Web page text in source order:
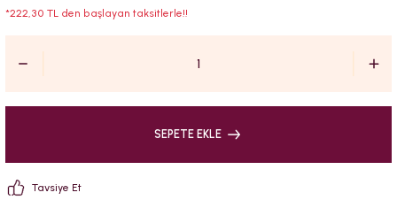
*222,30 TL den başlayan taksitlerle!!
SEPETE EKLE
Tavsiye Et